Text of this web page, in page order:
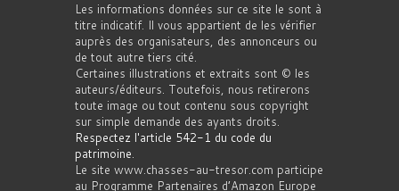
Les informations données sur ce site le sont à
titre indicatif. Il vous appartient de les vérifier
auprès des organisateurs, des annonceurs ou
de tout autre tiers cité.
Certaines illustrations et extraits sont © les
auteurs/éditeurs. Toutefois, nous retirerons
toute image ou tout contenu sous copyright
sur simple demande des ayants droits.
Respectez l'article 542-1 du code du
patrimoine.
Le site www.chasses-au-tresor.com participe
au Programme Partenaires d’Amazon Europe